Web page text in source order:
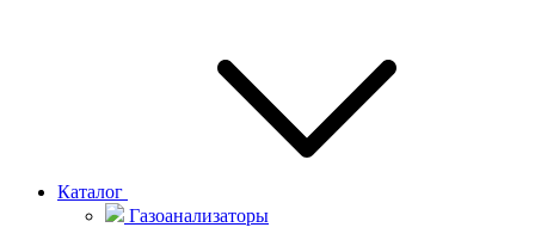
Каталог
Газоанализаторы